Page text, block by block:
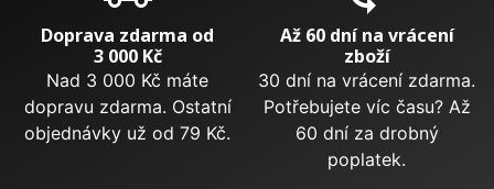
Doprava zdarma od
3 000 Kč
Nad 3 000 Kč máte
dopravu zdarma. Ostatní
objednávky už od 79 Kč.
Až 60 dní na vrácení
zboží
30 dní na vrácení zdarma.
Potřebujete víc času? Až
60 dní za drobný
poplatek.